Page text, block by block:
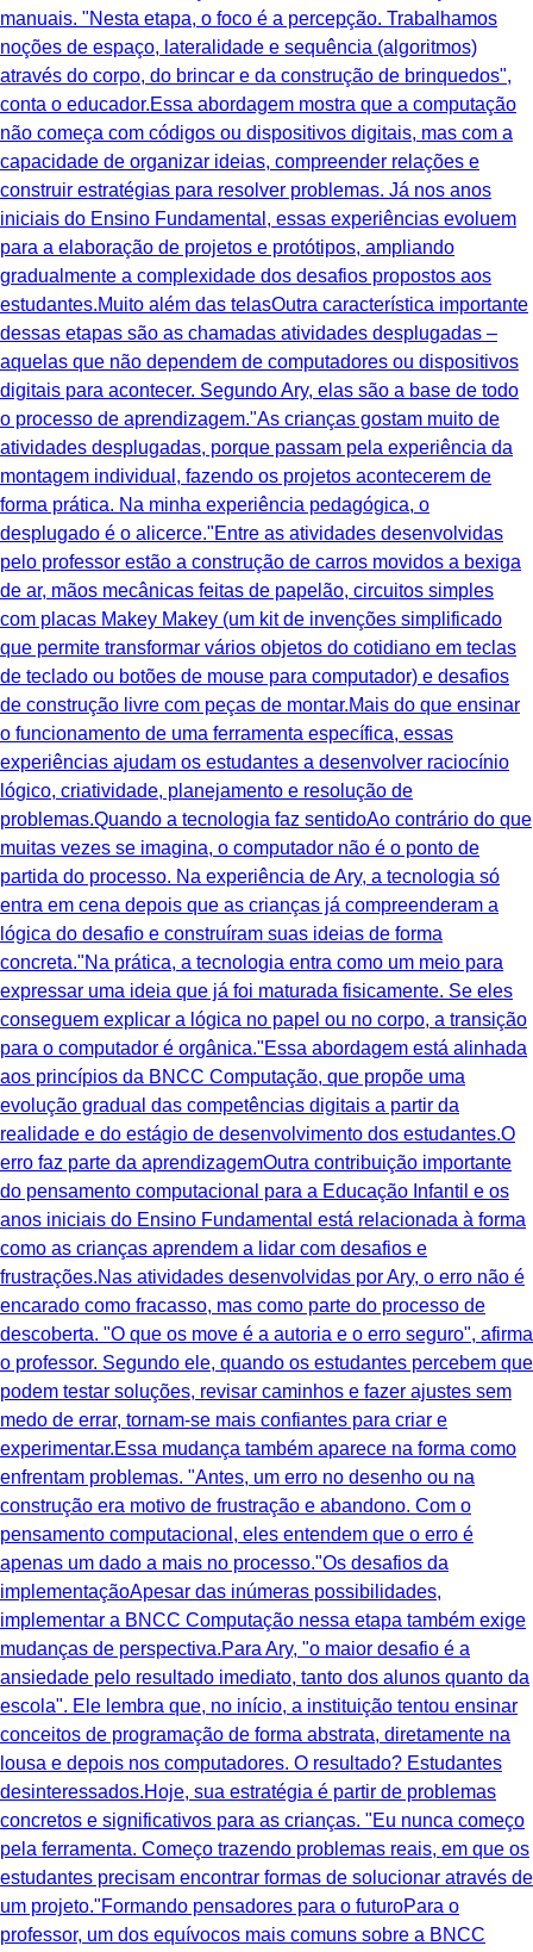
manuais. "Nesta etapa, o foco é a percepção. Trabalhamos
noções de espaço, lateralidade e sequência (algoritmos)
através do corpo, do brincar e da construção de brinquedos",
conta o educador.Essa abordagem mostra que a computação
não começa com códigos ou dispositivos digitais, mas com a
capacidade de organizar ideias, compreender relações e
construir estratégias para resolver problemas. Já nos anos
iniciais do Ensino Fundamental, essas experiências evoluem
para a elaboração de projetos e protótipos, ampliando
gradualmente a complexidade dos desafios propostos aos
estudantes.Muito além das telasOutra característica importante
dessas etapas são as chamadas atividades desplugadas –
aquelas que não dependem de computadores ou dispositivos
digitais para acontecer. Segundo Ary, elas são a base de todo
o processo de aprendizagem."As crianças gostam muito de
atividades desplugadas, porque passam pela experiência da
montagem individual, fazendo os projetos acontecerem de
forma prática. Na minha experiência pedagógica, o
desplugado é o alicerce."Entre as atividades desenvolvidas
pelo professor estão a construção de carros movidos a bexiga
de ar, mãos mecânicas feitas de papelão, circuitos simples
com placas Makey Makey (um kit de invenções simplificado
que permite transformar vários objetos do cotidiano em teclas
de teclado ou botões de mouse para computador) e desafios
de construção livre com peças de montar.Mais do que ensinar
o funcionamento de uma ferramenta específica, essas
experiências ajudam os estudantes a desenvolver raciocínio
lógico, criatividade, planejamento e resolução de
problemas.Quando a tecnologia faz sentidoAo contrário do que
muitas vezes se imagina, o computador não é o ponto de
partida do processo. Na experiência de Ary, a tecnologia só
entra em cena depois que as crianças já compreenderam a
lógica do desafio e construíram suas ideias de forma
concreta."Na prática, a tecnologia entra como um meio para
expressar uma ideia que já foi maturada fisicamente. Se eles
conseguem explicar a lógica no papel ou no corpo, a transição
para o computador é orgânica."Essa abordagem está alinhada
aos princípios da BNCC Computação, que propõe uma
evolução gradual das competências digitais a partir da
realidade e do estágio de desenvolvimento dos estudantes.O
erro faz parte da aprendizagemOutra contribuição importante
do pensamento computacional para a Educação Infantil e os
anos iniciais do Ensino Fundamental está relacionada à forma
como as crianças aprendem a lidar com desafios e
frustrações.Nas atividades desenvolvidas por Ary, o erro não é
encarado como fracasso, mas como parte do processo de
descoberta. "O que os move é a autoria e o erro seguro", afirma
o professor. Segundo ele, quando os estudantes percebem que
podem testar soluções, revisar caminhos e fazer ajustes sem
medo de errar, tornam-se mais confiantes para criar e
experimentar.Essa mudança também aparece na forma como
enfrentam problemas. "Antes, um erro no desenho ou na
construção era motivo de frustração e abandono. Com o
pensamento computacional, eles entendem que o erro é
apenas um dado a mais no processo."Os desafios da
implementaçãoApesar das inúmeras possibilidades,
implementar a BNCC Computação nessa etapa também exige
mudanças de perspectiva.Para Ary, "o maior desafio é a
ansiedade pelo resultado imediato, tanto dos alunos quanto da
escola". Ele lembra que, no início, a instituição tentou ensinar
conceitos de programação de forma abstrata, diretamente na
lousa e depois nos computadores. O resultado? Estudantes
desinteressados.Hoje, sua estratégia é partir de problemas
concretos e significativos para as crianças. "Eu nunca começo
pela ferramenta. Começo trazendo problemas reais, em que os
estudantes precisam encontrar formas de solucionar através de
um projeto."Formando pensadores para o futuroPara o
professor, um dos equívocos mais comuns sobre a BNCC